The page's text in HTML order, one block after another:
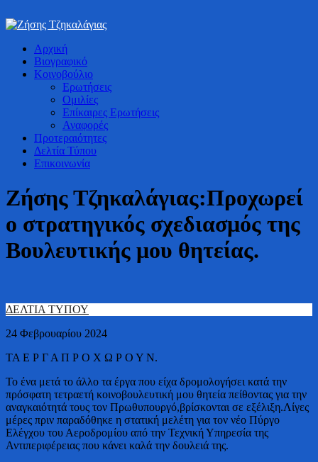
Ζήσης Τζηκαλάγιας
Bουλευτής Ν. Καστοριάς
Αρχική
Βιογραφικό
Κοινοβούλιο
Ερωτήσεις
Ομιλίες
Επίκαιρες Ερωτήσεις
Αναφορές
Προτεραιότητες
Δελτία Τύπου
Επικοινωνία
Ζήσης Τζηκαλάγιας:Προχωρεί
ο στρατηγικός σχεδιασμός της
Βουλευτικής μου θητείας.
ΔΕΛΤΙΑ ΤΥΠΟΥ
24 Φεβρουαρίου 2024
ΤΑ Ε Ρ Γ Α Π Ρ Ο Χ Ω Ρ Ο Υ Ν.
Το ένα μετά το άλλο τα έργα που είχα δρομολογήσει κατά την
πρόσφατη τετραετή κοινοβουλευτική μου θητεία πείθοντας για την
αναγκαιότητά τους τον Πρωθυπουργό,βρίσκονται σε εξέλιξη.Λίγες
μέρες πριν παραδόθηκε η στατική μελέτη για τον νέο Πύργο
Ελέγχου του Αεροδρομίου από την Τεχνική Υπηρεσία της
Αντιπεριφέρειας που κάνει καλά την δουλειά της.